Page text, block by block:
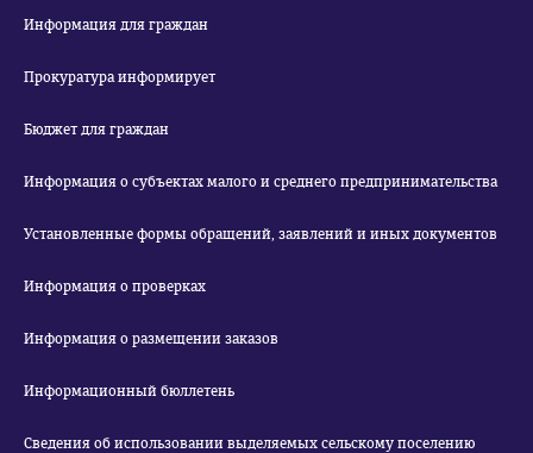
Информация для граждан
Прокуратура информирует
Бюджет для граждан
Информация о субъектах малого и среднего предпринимательства
Установленные формы обращений, заявлений и иных документов
Информация о проверках
Информация о размещении заказов
Информационный бюллетень
Сведения об использовании выделяемых сельскому поселению